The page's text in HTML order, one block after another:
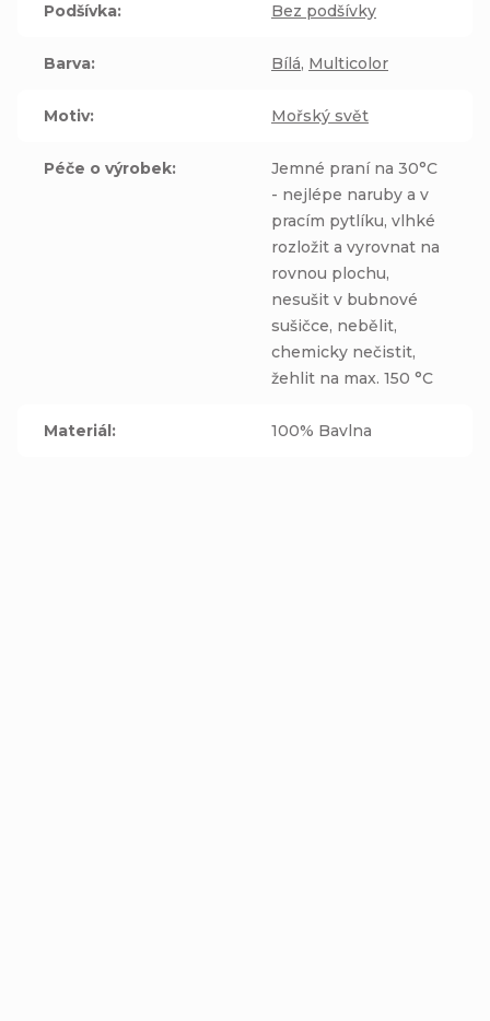
Podšívka: Bez podšívky
Barva: Bílá, Multicolor
Motiv: Mořský svět
Péče o výrobek:
Jemné praní na 30°C
- nejlépe naruby a v
pracím pytlíku, vlhké
rozložit a vyrovnat na
rovnou plochu,
nesušit v bubnové
sušičce, nebělit,
chemicky nečistit,
žehlit na max. 150 °C
Materiál: 100% Bavlna